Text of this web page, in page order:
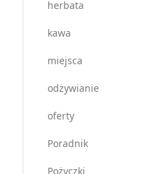
herbata
kawa
miejsca
odżywianie
oferty
Poradnik
Pożyczki